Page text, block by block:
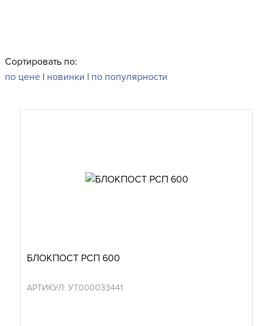
Сортировать по:
по цене | новинки | по популярности
БЛОКПОСТ РСП 600
АРТИКУЛ: УТ000033441